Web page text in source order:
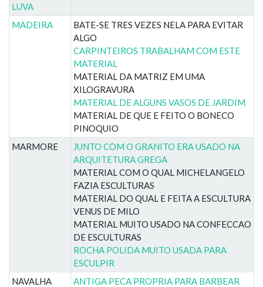
LUVA
MADEIRA
BATE-SE TRES VEZES NELA PARA EVITAR
ALGO
CARPINTEIROS TRABALHAM COM ESTE
MATERIAL
MATERIAL DA MATRIZ EM UMA
XILOGRAVURA
MATERIAL DE ALGUNS VASOS DE JARDIM
MATERIAL DE QUE E FEITO O BONECO
PINOQUIO
MARMORE
JUNTO COM O GRANITO ERA USADO NA
ARQUITETURA GREGA
MATERIAL COM O QUAL MICHELANGELO
FAZIA ESCULTURAS
MATERIAL DO QUAL E FEITA A ESCULTURA
VENUS DE MILO
MATERIAL MUITO USADO NA CONFECCAO
DE ESCULTURAS
ROCHA POLIDA MUITO USADA PARA
ESCULPIR
NAVALHA
ANTIGA PECA PROPRIA PARA BARBEAR